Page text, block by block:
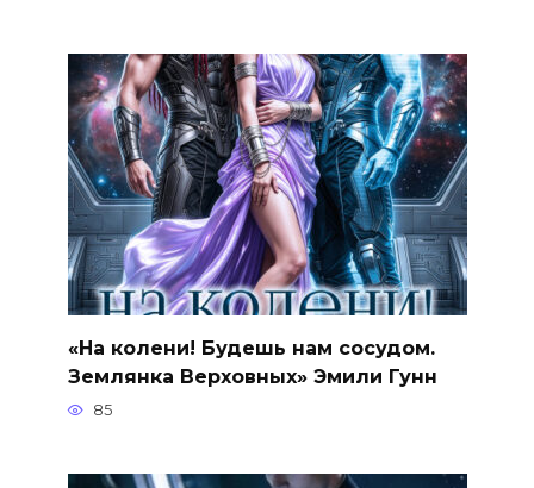
«На колени! Будешь нам сосудом.
Землянка Верховных» Эмили Гунн
85